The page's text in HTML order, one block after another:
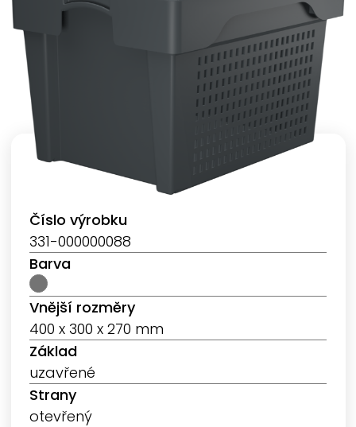
Číslo výrobku
331-000000088
Barva
Vnější rozměry
400 x 300 x 270 mm
Základ
uzavřené
Strany
otevřený